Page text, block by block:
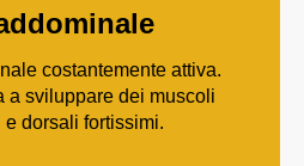
costantemente attiva.
a sviluppare dei muscoli
dorsali fortissimi.